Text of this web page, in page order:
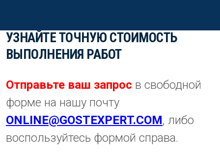
УЗНАЙТЕ ТОЧНУЮ СТОИМОСТЬ
ВЫПОЛНЕНИЯ РАБОТ
Отправьте ваш запрос в свободной
форме на нашу почту
ONLINE@GOSTEXPERT.COM, либо
воспользуйтесь формой справа.